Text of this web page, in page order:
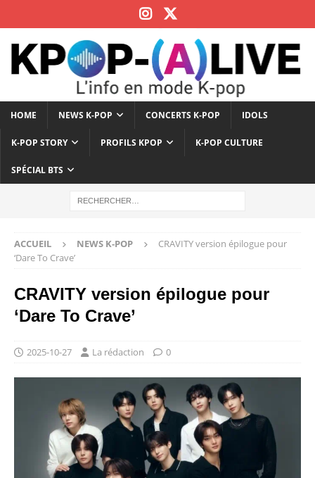
HOME NEWS K-POP CONCERTS K-POP IDOLS
K-POP STORY PROFILS KPOP K-POP CULTURE
SPÉCIAL BTS
ACCUEIL NEWS K-POP
CRAVITY version épilogue pour
‘Dare To Crave’
CRAVITY version épilogue pour
‘Dare To Crave’
2025-10-27 La rédaction 0